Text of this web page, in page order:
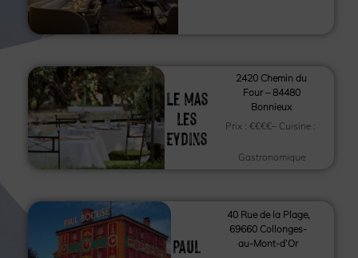
Le Mas
les
Eydins
2420 Chemin du
Four – 84480
Bonnieux
Prix : €€€€– Cuisine :
Gastronomique
Paul
40 Rue de la Plage,
69660 Collonges-
au-Mont-d’Or